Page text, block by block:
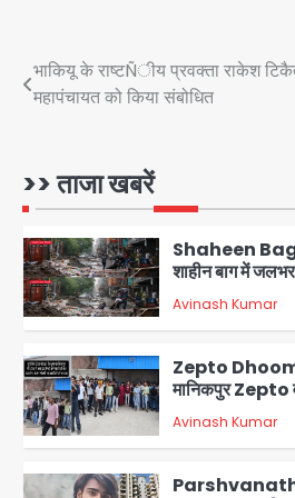
Post
navigation
भाकियू के राष्टÑीय प्रवक्ता राकेश
महापंचायत को किया संबोधित
>> ताजा खबरें
5
DGCA जांच जारी
Avinash Kumar
1
2
Shaheen
शाहीन बाग में
लोग परेशान
Avinash Kumar
3
Zepto Dhoom:
मानिकपुर Zepto
को लेकर 100 से
प्रदर्शन
Avinash Kumar